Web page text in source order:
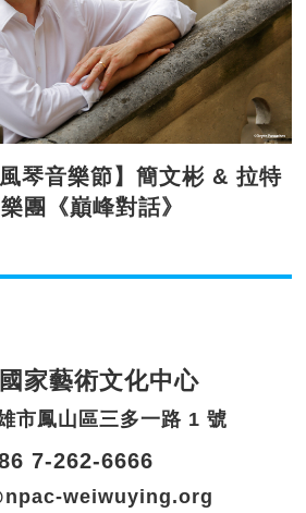
琴音樂節】簡文彬 & 拉特
團《巔峰對話》
家藝術文化中心
市鳳山區三多一路 1 號
7-262-6666
weiwuying.org